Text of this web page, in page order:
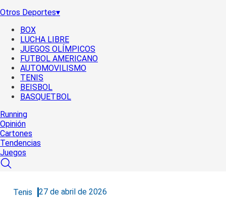
Otros Deportes▾
BOX
LUCHA LIBRE
JUEGOS OLÍMPICOS
FUTBOL AMERICANO
AUTOMOVILISMO
TENIS
BEISBOL
BASQUETBOL
Running
Opinión
Cartones
Tendencias
Juegos
Tenis 27 de abril de 2026